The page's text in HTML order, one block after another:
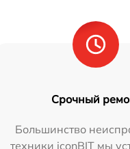
Срочный
Большинство
техники iconBIT мы